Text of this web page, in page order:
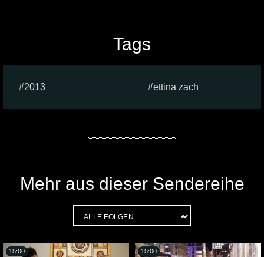
Tags
2013 ettina zach
Mehr aus dieser Sendereihe
15:00 15:00